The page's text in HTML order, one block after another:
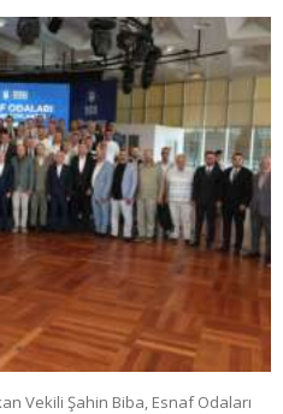
Vekili Şahin Biba, Esnaf Odaları